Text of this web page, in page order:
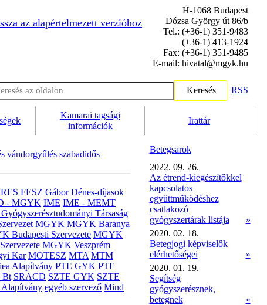
az alapértelmezett verzióhoz
H-1068 Budapest
Dózsa György út 86/b
Tel.: (+36-1) 351-9483
(+36-1) 413-1924
Fax: (+36-1) 351-9485
E-mail: hivatal@mgyk.hu
Keresés RSS
Kamarai tagsági
információk
Irattár
vándorgyűlés szabadidős
FESZ Gábor Dénes-díjasok
- MGYK IME IME - MEMT
Társaság
MGYK MGYK Baranya
Budapesti Szervezete MGYK
MGYK Veszprém
Kar MOTESZ MTA MTM
Alapítvány PTE GYK PTE
Bt SRACD SZTE GYK SZTE
Alapítvány egyéb szervező Mind
Betegsarok
2022. 09. 26.
Az étrend-kiegészítőkkel
kapcsolatos
együttműködéshez
csatlakozó
gyógyszertárak listája
»
2020. 02. 18.
Betegjogi képviselők
elérhetőségei
»
2020. 01. 19.
Segítség
gyógyszerésznek,
betegnek
»